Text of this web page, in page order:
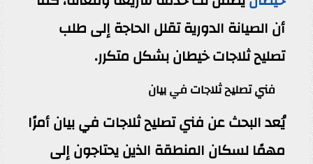
أن الصيانة الدورية تقلل الحاجة إلى طلب
تصليح ثلاجات خيطان بشكل متكرر.
فني تصليح ثلاجات في بيان
يُعد البحث عن فني تصليح ثلاجات في بيان أمرًا
مهمًا لسكان المنطقة الذين يحتاجون إلى